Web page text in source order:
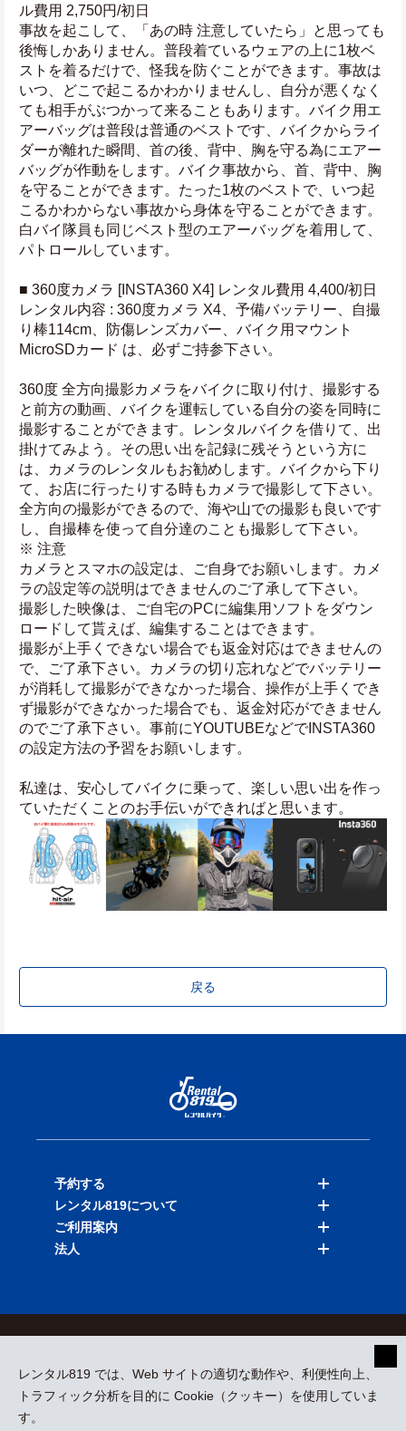
ル費用 2,750円/初日
事故を起こして、「あの時 注意していたら」と思っても
後悔しかありません。普段着ているウェアの上に1枚ベ
ストを着るだけで、怪我を防ぐことができます。事故は
いつ、どこで起こるかわかりませんし、自分が悪くなく
ても相手がぶつかって来ることもあります。バイク用エ
アーバッグは普段は普通のベストです、バイクからライ
ダーが離れた瞬間、首の後、背中、胸を守る為にエアー
バッグが作動をします。バイク事故から、首、背中、胸
を守ることができます。たった1枚のベストで、いつ起
こるかわからない事故から身体を守ることができます。
白バイ隊員も同じベスト型のエアーバッグを着用して、
パトロールしています。
■ 360度カメラ [INSTA360 X4] レンタル費用 4,400/初日
レンタル内容 : 360度カメラ X4、予備バッテリー、自撮
り棒114cm、防傷レンズカバー、バイク用マウント
MicroSDカード は、必ずご持参下さい。
360度 全方向撮影カメラをバイクに取り付け、撮影する
と前方の動画、バイクを運転している自分の姿を同時に
撮影することができます。レンタルバイクを借りて、出
掛けてみよう。その思い出を記録に残そうという方に
は、カメラのレンタルもお勧めします。バイクから下り
て、お店に行ったりする時もカメラで撮影して下さい。
全方向の撮影ができるので、海や山での撮影も良いです
し、自撮棒を使って自分達のことも撮影して下さい。
※ 注意
カメラとスマホの設定は、ご自身でお願いします。カメ
ラの設定等の説明はできませんのご了承して下さい。
撮影した映像は、ご自宅のPCに編集用ソフトをダウン
ロードして貰えば、編集することはできます。
撮影が上手くできない場合でも返金対応はできませんの
で、ご了承下さい。カメラの切り忘れなどでバッテリー
が消耗して撮影ができなかった場合、操作が上手くでき
ず撮影ができなかった場合でも、返金対応ができません
のでご了承下さい。事前にYOUTUBEなどでINSTA360
の設定方法の予習をお願いします。
私達は、安心してバイクに乗って、楽しい思い出を作っ
ていただくことのお手伝いができればと思います。
戻る
レンタル819 では、Web サイトの適切な動作や、利便性向上、
トラフィック分析を目的に Cookie（クッキー）を使用していま
す。
予約する
バイクを探す
店舗を探す
レンタル819について
料金表
ご利用案内
法人
採用情報
プレスリリース